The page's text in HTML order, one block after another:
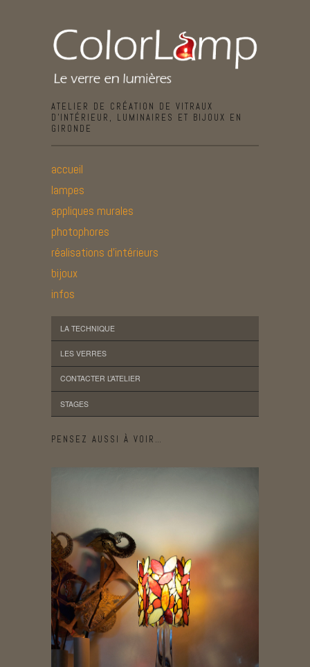
ATELIER DE CRÉATION DE VITRAUX
D’INTÉRIEUR, LUMINAIRES ET BIJOUX EN
GIRONDE
accueil
lampes
appliques murales
photophores
réalisations d’intérieurs
bijoux
infos
LA TECHNIQUE
LES VERRES
CONTACTER L’ATELIER
STAGES
PENSEZ AUSSI À VOIR…